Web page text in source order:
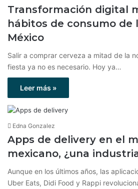
Transformación digital
hábitos de consumo de
México
Salir a comprar cerveza a mitad de la
fiesta ya no es necesario. Hoy ya…
Leer más »
Edna Gonzalez
Apps de delivery en el
mexicano, ¿una
Aunque en los últimos años, las
Uber Eats, Didi Food y Rappi